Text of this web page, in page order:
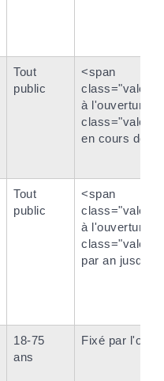
Tout
public
<span
à l'ouverture
en cours de
Tout
public
<span
à l'ouverture
par an jusqu'à
18-75
ans
Fixé par